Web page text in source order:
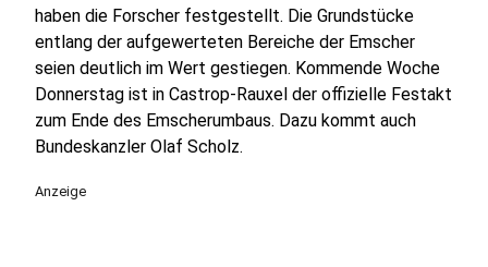
haben die Forscher festgestellt. Die Grundstücke
entlang der aufgewerteten Bereiche der Emscher
seien deutlich im Wert gestiegen. Kommende Woche
Donnerstag ist in Castrop-Rauxel der offizielle Festakt
zum Ende des Emscherumbaus. Dazu kommt auch
Bundeskanzler Olaf Scholz.
Anzeige